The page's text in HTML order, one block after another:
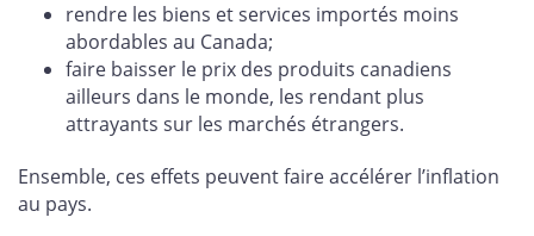
rendre les biens et services importés moins
abordables au Canada;
faire baisser le prix des produits canadiens
ailleurs dans le monde, les rendant plus
attrayants sur les marchés étrangers.
Ensemble, ces effets peuvent faire accélérer l’inflation
au pays.